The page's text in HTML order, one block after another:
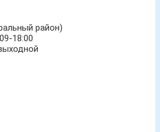
район)
18:00